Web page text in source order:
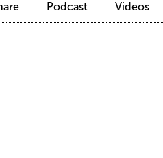
Podcast Videos